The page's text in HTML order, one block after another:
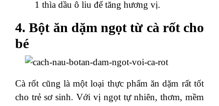
1 thìa dầu ô liu để tăng hương vị.
4. Bột ăn dặm ngọt từ cà rốt cho
bé
Cà rốt cũng là một loại thực phẩm ăn dặm rất tốt
cho trẻ sơ sinh. Với vị ngọt tự nhiên, thơm, mềm